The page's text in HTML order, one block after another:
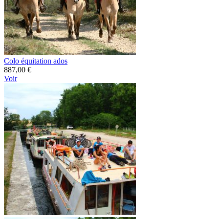
Colo équitation ados
887,00 €
Voir